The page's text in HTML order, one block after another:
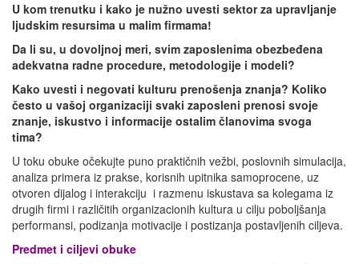
U kom trenutku i kako je nužno uvesti sektor za upravljanje
ljudskim resursima u malim firmama!
Da li su, u dovoljnoj meri, svim zaposlenima obezbeđena
adekvatna radne procedure, metodologije i modeli?
Kako uvesti i negovati kulturu prenošenja znanja? Koliko
često u vašoj organizaciji svaki zaposleni prenosi svoje
znanje, iskustvo i informacije ostalim članovima svoga
tima?
U toku obuke očekujte puno praktičnih vežbi, poslovnih simulacija,
analiza primera iz prakse, korisnih upitnika samoprocene, uz
otvoren dijalog i interakciju i razmenu iskustava sa kolegama iz
drugih firmi i različitih organizacionih kultura u cilju poboljšanja
performansi, podizanja motivacije i postizanja postavljenih ciljeva.
Predmet i ciljevi obuke